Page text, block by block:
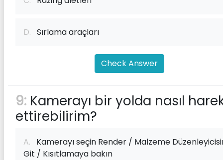
D. Sırlama araçları
Check Answer
9: Kamerayı bir yolda nasıl
ettirebilirim?
A. Kamerayı seçin Render / Malzeme
Git / Kısıtlamaya bakın